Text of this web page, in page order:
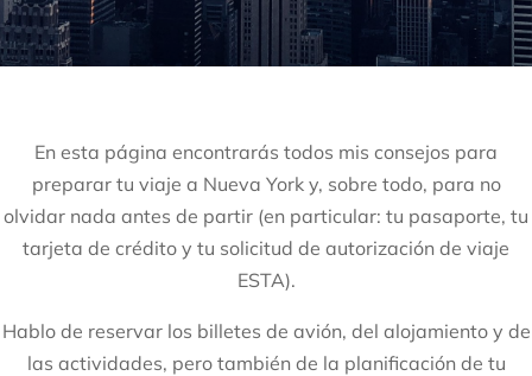
En esta página encontrarás todos mis consejos para
preparar tu viaje a Nueva York y, sobre todo, para no
olvidar nada antes de partir (en particular: tu pasaporte, tu
tarjeta de crédito y tu solicitud de autorización de viaje
ESTA).
Hablo de reservar los billetes de avión, del alojamiento y de
las actividades, pero también de la planificación de tu